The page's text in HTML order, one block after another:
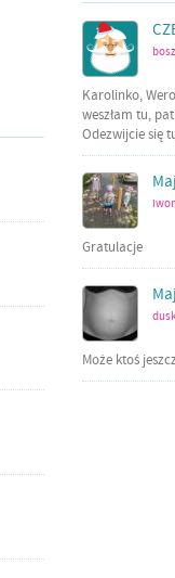
Karolinko,
weszłam tu,
Odezwijcie się
Gratulacje
Może ktoś